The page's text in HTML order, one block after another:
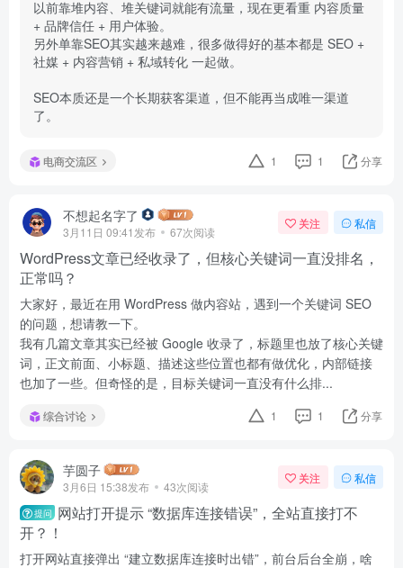
以前靠堆内容、堆关键词就能有流量，现在更看重 内容质量
+ 品牌信任 + 用户体验。
另外单靠SEO其实越来越难，很多做得好的基本都是 SEO +
社媒 + 内容营销 + 私域转化 一起做。
SEO本质还是一个长期获客渠道，但不能再当成唯一渠道
了。
电商交流区 1 1 分享
不想起名字了
3月11日 09:41发布 67次阅读
关注 私信
WordPress文章已经收录了，但核心关键词一直没排名，
正常吗？
大家好，最近在用 WordPress 做内容站，遇到一个关键词 SEO
的问题，想请教一下。
我有几篇文章其实已经被 Google 收录了，标题里也放了核心关键
词，正文前面、小标题、描述这些位置也都有做优化，内部链接
也加了一些。但奇怪的是，目标关键词一直没有什么排...
综合讨论 1 1 分享
芋圆子
3月6日 15:38发布 43次阅读
关注 私信
提问 网站打开提示 “数据库连接错误”，全站直接打不
开？！
打开网站直接弹出 “建立数据库连接时出错”，前台后台全崩，啥